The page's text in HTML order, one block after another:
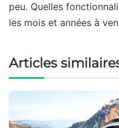
peu. Quelles
les mois et années à
Articles